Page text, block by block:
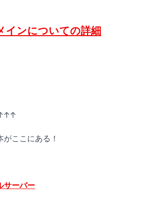
インについての詳細
ここにある！
サーバー